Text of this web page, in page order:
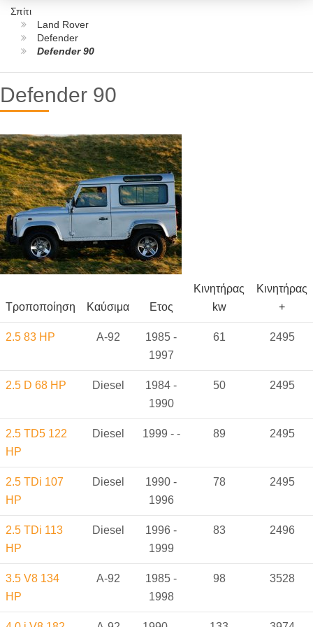
Σπίτι
Land Rover
Defender
Defender 90
Defender 90
Τροποποίηση Καύσιμα Ετος
Κινητήρας
kw
Κινητήρας
+
2.5 83 HP A-92
1985 -
1997
61 2495
2.5 D 68 HP Diesel
1984 -
1990
50 2495
2.5 TD5 122
HP
Diesel 1999 - - 89 2495
2.5 TDi 107
HP
Diesel
1990 -
1996
78 2495
2.5 TDi 113
HP
Diesel
1996 -
1999
83 2496
3.5 V8 134
HP
A-92
1985 -
1998
98 3528